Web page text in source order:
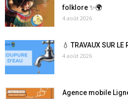
folklore✨🌍
4 août 2026
💧 TRAVAUX SUR LE
4 août 2026
Agence mobile